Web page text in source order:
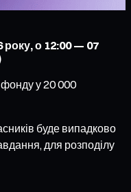
року, о 12:00 — 07
у 20 000
буде випадково
для розподілу